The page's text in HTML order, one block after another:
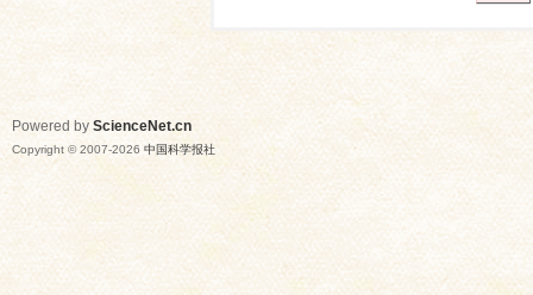
Powered by ScienceNet.cn
Copyright © 2007-2026 中国科学报社